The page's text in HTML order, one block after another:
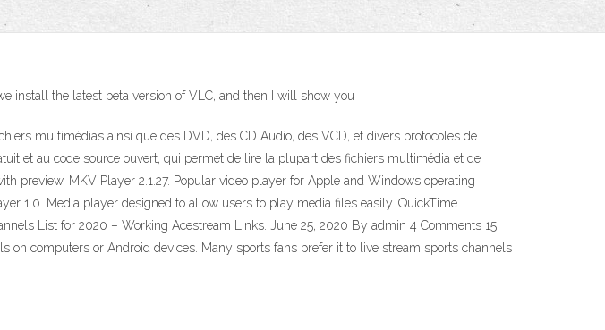
install the latest beta version of VLC, and then I will show you
multimédias ainsi que des DVD, des CD Audio, des VCD, et divers protocoles de
et au code source ouvert, qui permet de lire la plupart des fichiers multimédia et de
MKV Player 2.1.27. Popular video player for Apple and Windows operating
1.0. Media player designed to allow users to play media files easily. QuickTime
List for 2020 – Working Acestream Links. June 25, 2020 By admin 4 Comments 15
computers or Android devices. Many sports fans prefer it to live stream sports channels